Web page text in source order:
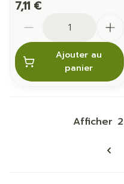
7,11 €
Ajouter au
panier
Afficher